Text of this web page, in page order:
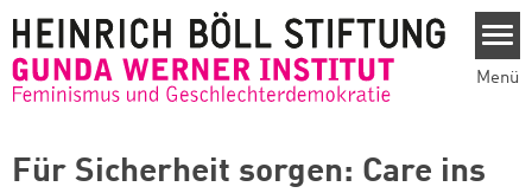
Menü
Für Sicherheit sorgen: Care ins